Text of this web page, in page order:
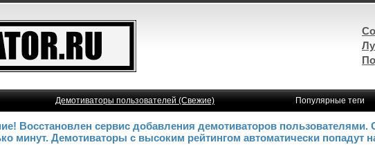
Демотиваторы пользователей (Свежие) Популярные теги
Восстановлен сервис добавления демотиваторов пользователями.
минут. Демотиваторы с высоким рейтингом автоматически попадут